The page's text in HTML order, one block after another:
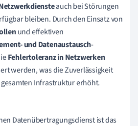
auch bei Störungen
bleiben. Durch den Einsatz von
und effektiven
und Datenaustausch-
Fehlertoleranz in Netzwerken
werden, was die Zuverlässigkeit
Infrastruktur erhöht.
Datenübertragungsdienst ist das